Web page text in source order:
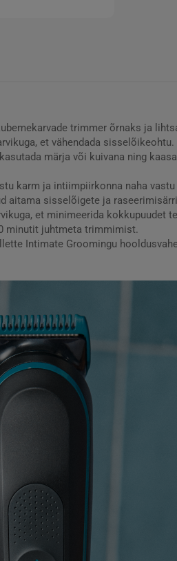
trimmer õrnaks ja
et vähendada
märja või kuivana ning
karm ja intiimpiirkonna naha vastu
aitama sisselõigete ja
et minimeerida kokkupuudet
minutit juhtmeta trimmimist.
Intimate Groomingu